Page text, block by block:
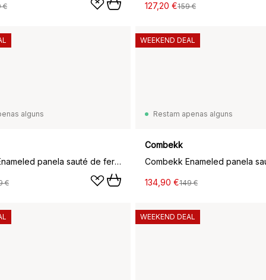
€ 127,20 €159 €
alguns
Combekk Enameled panela sauté de ferro fundido Ø28 cm, Cereja-puxador prateado
€
Restam apenas alguns
Combekk
134,90 €149 €
WEEKEND DEAL
WEEKEND DEAL